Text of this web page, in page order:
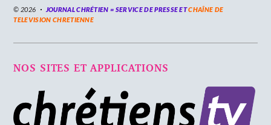
© 2026 JOURNAL CHRÉTIEN = SERVICE DE PRESSE ETCHAÎNE DE
TELEVISION CHRETIENNE
NOS SITES ET APPLICATIONS